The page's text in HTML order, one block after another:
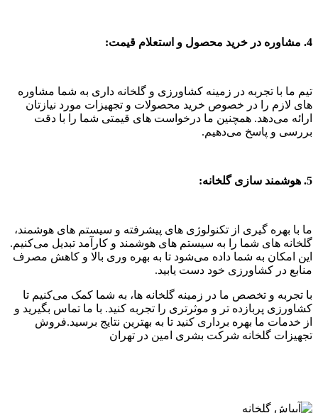
4. مشاوره در خرید محصول و استعلام قیمت:
تیم ما با تجربه در زمینه کشاورزی و گلخانه‌ داری به شما مشاوره‌
های لازم را در خصوص خرید محصولات و تجهیزات مورد نیازتان
ارائه می‌دهد. همچنین ما درخواست‌ های قیمتی شما را با دقت
بررسی و پاسخ می‌دهیم.
5. هوشمند سازی گلخانه:
ما با بهره‌ گیری از تکنولوژی‌ های پیشرفته و سیستم‌ های هوشمند،
گلخانه‌ های شما را به سیستم‌ های هوشمند و کارآمد تبدیل می‌کنیم.
این امکان به شما داده می‌شود تا به بهره‌ وری بالا و کاهش مصرف
منابع در کشاورزی خود دست یابید.
با تجربه و تخصص ما در زمینه گلخانه‌ ها، به شما کمک می‌کنیم تا
کشاورزی پربازده‌ تر و موثرتری را تجربه کنید. با ما تماس بگیرید و
از خدمات ما بهره‌ برداری کنید تا به بهترین نتایج برسید.فروش
تجهیزات گلخانه شرکت بشری امین در تهران